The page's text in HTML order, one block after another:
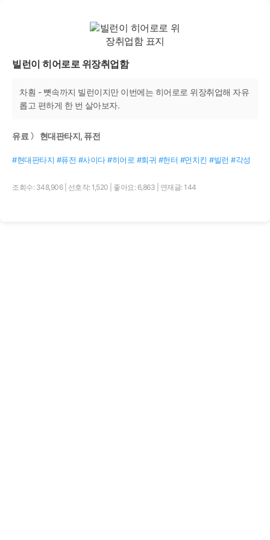
빌런이 히어로로 위장취업함
차훤 - 뼛속까지 빌런이지만 이번에는 히어로로 위장취업해 자유
롭고 편하게 한 번 살아보자.
유료 〉 현대판타지, 퓨전
#현대판타지 #퓨전 #사이다 #히어로 #회귀 #헌터 #먼치킨 #빌런 #각성
조회수: 348,906 선호작: 1,520 좋아요: 6,863 연재글: 144